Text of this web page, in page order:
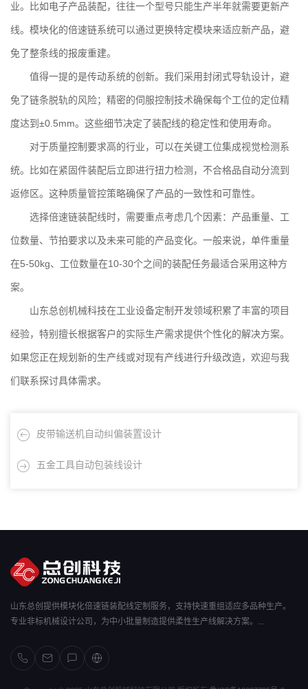
业。比如电子产品装配，往往一个型号只能生产半年就需要更新产
线。模块化的倍速链系统可以通过更换特定模块来适应新产品，避
免了整条线的报废重建。
值得一提的是传动系统的创新。我们采用封闭式导轨设计，避
免了链条脱轨的风险；精密的伺服控制技术确保每个工位的定位精
度达到±0.5mm。这些细节决定了装配线的稳定性和使用寿命。
对于质量控制要求高的行业，可以在关键工位集成视觉检测系
统。比如在紧固件装配后立即进行扭力检测，不合格品自动分流到
返修区。这种质量管控策略确保了产品的一致性和可靠性。
选择倍速链装配线时，需要重点考虑几个因素：产品重量、工
位数量、节拍要求以及未来可能的产品变化。一般来说，单件重量
在5-50kg、工位数量在10-30个之间的装配任务最适合采用这种方
案。
山东总创机械科技在工业设备定制开发领域积累了丰富的项目
经验，特别擅长根据客户的实际生产需求提供个性化的解决方案。
如果您正在规划新的生产线或对现有产线进行升级改造，欢迎与我
们联系探讨具体需求。
皮带输送机自动纠偏装置设计
五金工具自动包装线设计
山东总创提供模块化倍速链装配线定制服务，支持快速重组适应多品种生产。
专业非标机械设计公司，为中小批量制造提供柔性生产线解决方案。...